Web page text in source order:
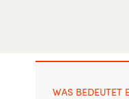
WAS BEDEUTET